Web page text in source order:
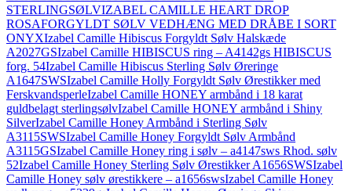
STERLINGSØLVIZABEL CAMILLE HEART DROP
ROSAFORGYLDT SØLV VEDHÆNG MED DRÅBE I SORT
ONYXIzabel Camille Hibiscus Forgyldt Sølv Halskæde
A2027GSIzabel Camille HIBISCUS ring – A4142gs HIBISCUS
forg. 54Izabel Camille Hibiscus Sterling Sølv Øreringe
A1647SWSIzabel Camille Holly Forgyldt Sølv Ørestikker med
FerskvandsperleIzabel Camille HONEY armbånd i 18 karat
guldbelagt sterlingsølvIzabel Camille HONEY armbånd i Shiny
SilverIzabel Camille Honey Armbånd i Sterling Sølv
A3115SWSIzabel Camille Honey Forgyldt Sølv Armbånd
A3115GSIzabel Camille Honey ring i sølv – a4147sws Rhod. sølv
52Izabel Camille Honey Sterling Sølv Ørestikker A1656SWSIzabel
Camille Honey sølv ørestikkere – a1656swsIzabel Camille Honey